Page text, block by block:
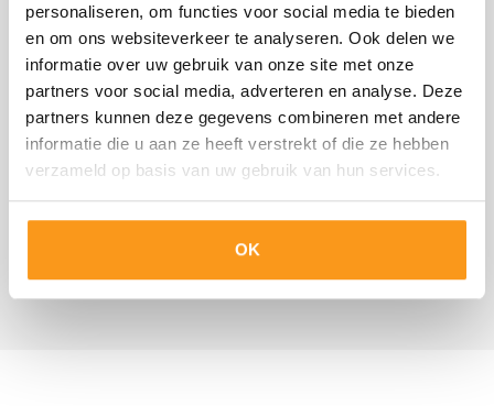
personaliseren, om functies voor social media te bieden
en om ons websiteverkeer te analyseren. Ook delen we
informatie over uw gebruik van onze site met onze
partners voor social media, adverteren en analyse. Deze
partners kunnen deze gegevens combineren met andere
informatie die u aan ze heeft verstrekt of die ze hebben
verzameld op basis van uw gebruik van hun services.
OK
Match en start
Wanneer we een match gevonden hebben,
plannen we een kennismakingsgesprek met
u en de kandidaat in. Afhankelijk van dit
gesprek wordt een tweede gesprek
ingepland of volgt een
arbeidsvoorwaardengesprek.